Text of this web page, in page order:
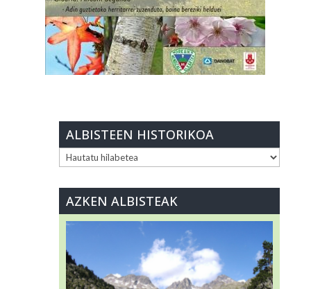
ALBISTEEN HISTORIKOA
ALBISTEEN
AZKEN ALBISTEAK